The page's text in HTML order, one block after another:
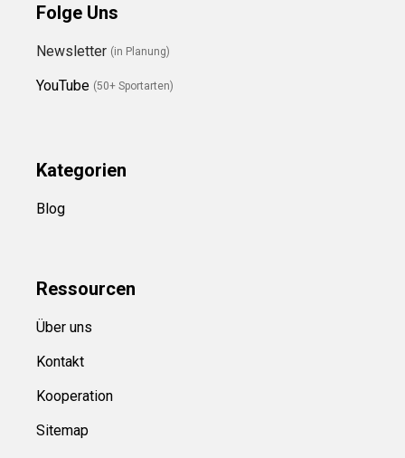
Folge Uns
Newsletter (in Planung)
YouTube (50+ Sportarten)
Kategorien
Blog
Ressourcen
Über uns
Kontakt
Kooperation
Sitemap